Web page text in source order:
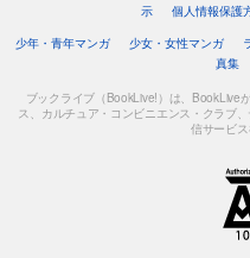
示
個人情報保護
少年・青年マンガ
少女・女性マンガ
真集
ブックライブ（BookLive!）は、BookLive
ス、カルチュア・コンビニエンス・クラブ
信サービス